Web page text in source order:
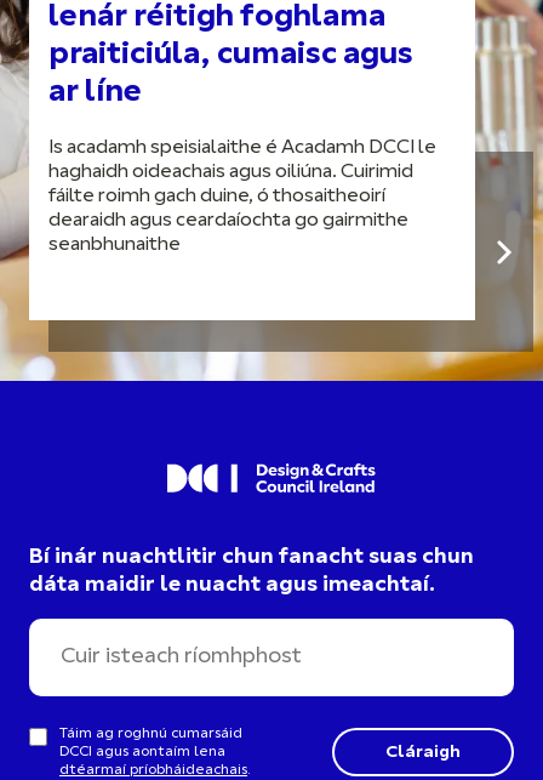
lenár réitigh foghlama
praiticiúla, cumaisc agus
ar líne
Is acadamh speisialaithe é Acadamh DCCI le
haghaidh oideachais agus oiliúna. Cuirimid
fáilte roimh gach duine, ó thosaitheoirí
dearaidh agus ceardaíochta go gairmithe
seanbhunaithe
Bí inár nuachtlitir chun fanacht suas chun
dáta maidir le nuacht agus imeachtaí.
Táim ag roghnú cumarsáid
DCCI agus aontaím lena
dtéarmaí príobháideachais.